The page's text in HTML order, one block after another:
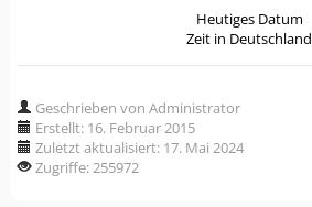
Heutiges Datum
Zeit in Deutschland
Geschrieben von Administrator
Erstellt: 16. Februar 2015
Zuletzt aktualisiert: 17. Mai 2024
Zugriffe: 255972